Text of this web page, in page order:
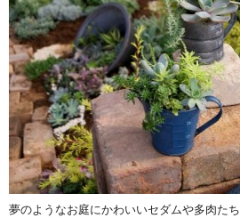
夢のようなお庭にかわいいセダムや多肉たち